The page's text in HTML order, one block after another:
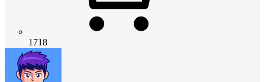
1718